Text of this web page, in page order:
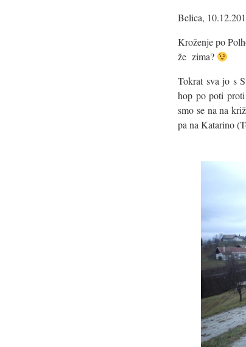
Belica,
Kroženje po
že zima?
Tokrat sva jo s
hop po poti
smo se na na
pa na Katarino